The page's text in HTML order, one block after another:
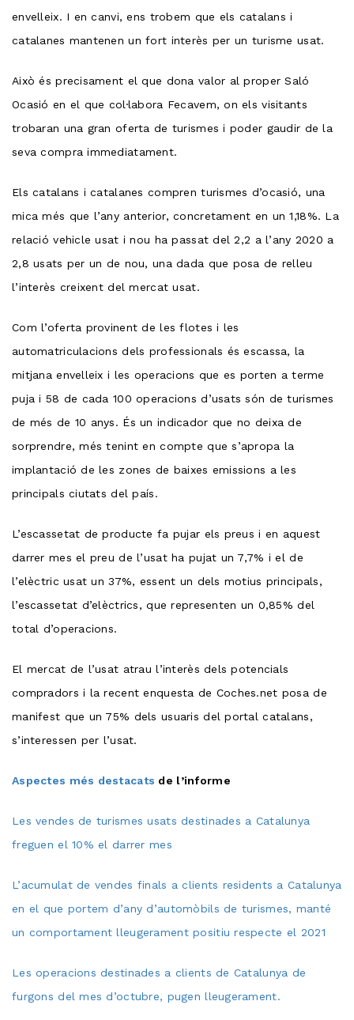
envelleix. I en canvi, ens trobem que els catalans i
catalanes mantenen un fort interès per un turisme usat.
Això és precisament el que dona valor al proper Saló
Ocasió en el que col·labora Fecavem, on els visitants
trobaran una gran oferta de turismes i poder gaudir de la
seva compra immediatament.
Els catalans i catalanes compren turismes d’ocasió, una
mica més que l’any anterior, concretament en un 1,18%. La
relació vehicle usat i nou ha passat del 2,2 a l’any 2020 a
2,8 usats per un de nou, una dada que posa de relleu
l’interès creixent del mercat usat.
Com l’oferta provinent de les flotes i les
automatriculacions dels professionals és escassa, la
mitjana envelleix i les operacions que es porten a terme
puja i 58 de cada 100 operacions d’usats són de turismes
de més de 10 anys. És un indicador que no deixa de
sorprendre, més tenint en compte que s’apropa la
implantació de les zones de baixes emissions a les
principals ciutats del país.
L’escassetat de producte fa pujar els preus i en aquest
darrer mes el preu de l’usat ha pujat un 7,7% i el de
l’elèctric usat un 37%, essent un dels motius principals,
l’escassetat d’elèctrics, que representen un 0,85% del
total d’operacions.
El mercat de l’usat atrau l’interès dels potencials
compradors i la recent enquesta de Coches.net posa de
manifest que un 75% dels usuaris del portal catalans,
s’interessen per l’usat.
Aspectes més destacats de l’informe
Les vendes de turismes usats destinades a Catalunya
freguen el 10% el darrer mes
L’acumulat de vendes finals a clients residents a Catalunya
en el que portem d’any d’automòbils de turismes, manté
un comportament lleugerament positiu respecte el 2021
Les operacions destinades a clients de Catalunya de
furgons del mes d’octubre, pugen lleugerament.